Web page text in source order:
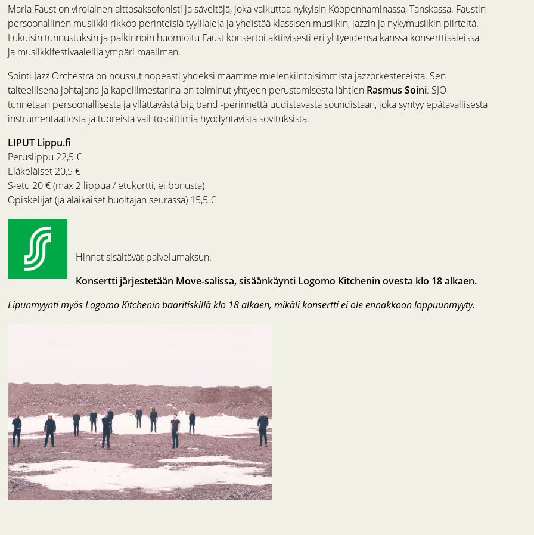
Maria Faust on virolainen alttosaksofonisti ja säveltäjä, joka vaikuttaa nykyisin Kööpenhaminassa, Tanskassa. Faustin
persoonallinen musiikki rikkoo perinteisiä tyylilajeja ja yhdistää klassisen musiikin, jazzin ja nykymusiikin piirteitä.
Lukuisin tunnustuksin ja palkinnoin huomioitu Faust konsertoi aktiivisesti eri yhtyeidensä kanssa konserttisaleissa
ja musiikkifestivaaleilla ympäri maailman.
Sointi Jazz Orchestra on noussut nopeasti yhdeksi maamme mielenkiintoisimmista jazzorkestereista. Sen
taiteellisena johtajana ja kapellimestarina on toiminut yhtyeen perustamisesta lähtien Rasmus Soini. SJO
tunnetaan persoonallisesta ja yllättävästä big band -perinnettä uudistavasta soundistaan, joka syntyy epätavallisesta
instrumentaatiosta ja tuoreista vaihtosoittimia hyödyntävistä sovituksista.
LIPUT Lippu.fi
Peruslippu 22,5 €
Eläkeläiset 20,5 €
S-etu 20 € (max 2 lippua / etukortti, ei bonusta)
Opiskelijat (ja alaikäiset huoltajan seurassa) 15,5 €
Hinnat sisältävät palvelumaksun.
Konsertti järjestetään Move-salissa, sisäänkäynti Logomo Kitchenin ovesta klo 18 alkaen.
Lipunmyynti myös Logomo Kitchenin baaritiskillä klo 18 alkaen, mikäli konsertti ei ole ennakkoon loppuunmyyty.